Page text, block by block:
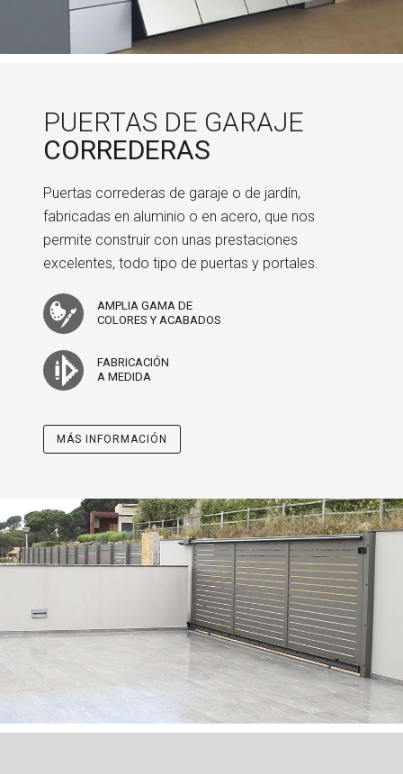
PUERTAS DE GARAJE
CORREDERAS
Puertas correderas de garaje o de jardín,
fabricadas en aluminio o en acero, que nos
permite construir con unas prestaciones
excelentes, todo tipo de puertas y portales.
AMPLIA GAMA DE
COLORES Y ACABADOS
FABRICACIÓN
A MEDIDA
MÁS INFORMACIÓN